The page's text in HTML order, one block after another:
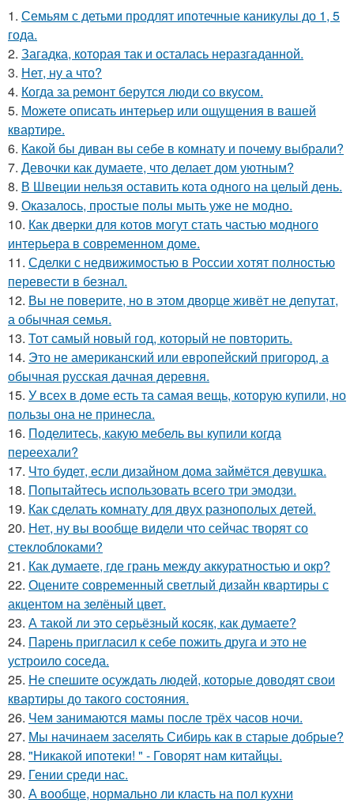
1. Семьям с детьми продлят ипотечные каникулы до 1, 5
года.
2. Загадка, которая так и осталась неразгаданной.
3. Нет, ну а что?
4. Когда за ремонт берутся люди со вкусом.
5. Можете описать интерьер или ощущения в вашей
квартире.
6. Какой бы диван вы себе в комнату и почему выбрали?
7. Девочки как думаете, что делает дом уютным?
8. В Швеции нельзя оставить кота одного на целый день.
9. Оказалось, простые полы мыть уже не модно.
10. Как дверки для котов могут стать частью модного
интерьера в современном доме.
11. Сделки с недвижимостью в России хотят полностью
перевести в безнал.
12. Вы не поверите, но в этом дворце живёт не депутат,
а обычная семья.
13. Тот самый новый год, который не повторить.
14. Это не американский или европейский пригород, а
обычная русская дачная деревня.
15. У всех в доме есть та самая вещь, которую купили, но
пользы она не принесла.
16. Поделитесь, какую мебель вы купили когда
переехали?
17. Что будет, если дизайном дома займётся девушка.
18. Попытайтесь использовать всего три эмодзи.
19. Как сделать комнату для двух разнополых детей.
20. Нет, ну вы вообще видели что сейчас творят со
стеклоблоками?
21. Как думаете, где грань между аккуратностью и окр?
22. Оцените современный светлый дизайн квартиры с
акцентом на зелёный цвет.
23. А такой ли это серьёзный косяк, как думаете?
24. Парень пригласил к себе пожить друга и это не
устроило соседа.
25. Не спешите осуждать людей, которые доводят свои
квартиры до такого состояния.
26. Чем занимаются мамы после трёх часов ночи.
27. Мы начинаем заселять Сибирь как в старые добрые?
28. "Никакой ипотеки! " - Говорят нам китайцы.
29. Гении среди нас.
30. А вообще, нормально ли класть на пол кухни